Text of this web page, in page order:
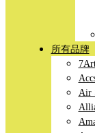
所有品牌
Air